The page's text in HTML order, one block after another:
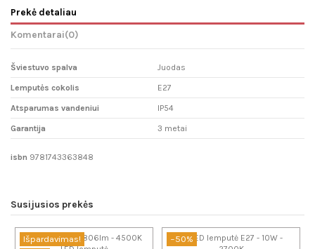
Prekė detaliau
Komentarai(0)
Šviestuvo spalva Juodas
Lemputės cokolis E27
Atsparumas vandeniui IP54
Garantija 3 metai
isbn 9781743363848
Susijusios prekės
Išpardavimas!
−50%